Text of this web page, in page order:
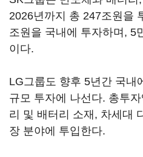
2026년까지 총 247조원을
조원을 국내에 투자하며, 5
이다.
LG그룹도 향후 5년간 국내
규모 투자에 나선다. 총투
리 및 배터리 소재, 차세대
장 분야에 투입한다.